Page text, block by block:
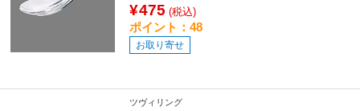
¥475 (税込)
ポイント：48
お取り寄せ
ツヴィリング